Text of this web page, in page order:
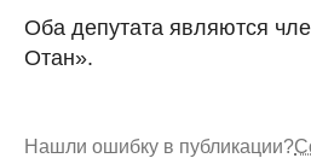
Оба депутата являются
Отан».
Нашли ошибку в публикации?